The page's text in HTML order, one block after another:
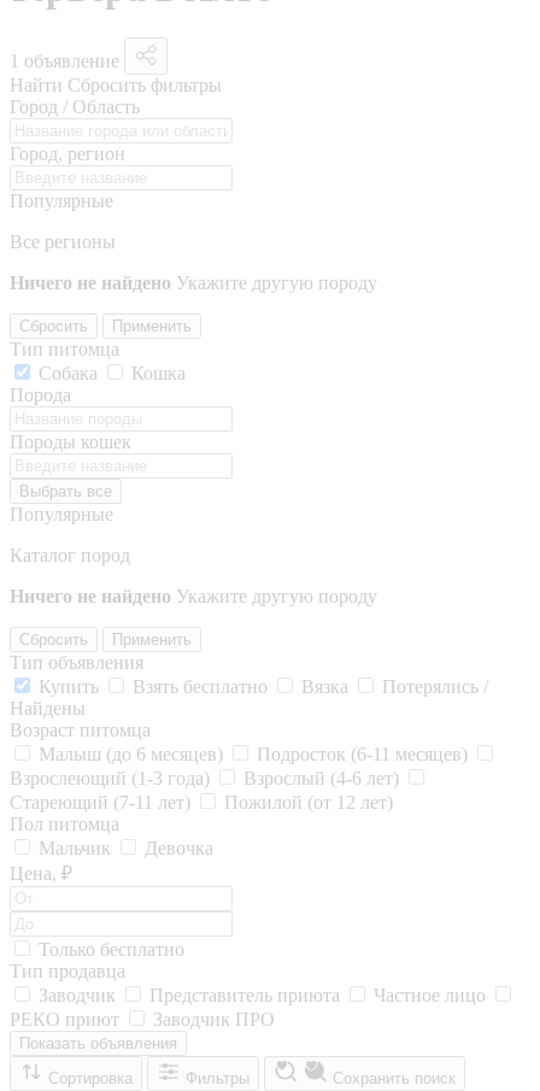
1 объявление
Найти Сбросить фильтры
Город / Область
Город, регион
Популярные
Все регионы
Ничего не найдено Укажите другую породу
Сбросить Применить
Тип питомца
Собака
Кошка
Порода
Породы кошек
Выбрать все
Популярные
Каталог пород
Ничего не найдено Укажите другую породу
Сбросить Применить
Тип объявления
Купить
Взять бесплатно Вязка
Потерялись /
Найдены
Возраст питомца
Малыш (до 6 месяцев)
Подросток (6-11 месяцев)
Взрослеющий (1-3 года)
Взрослый (4-6 лет)
Стареющий (7-11 лет)
Пожилой (от 12 лет)
Пол питомца
Мальчик
Девочка
Цена, ₽
Только бесплатно
Тип продавца
Заводчик
Представитель приюта
Частное лицо
РЕКО приют
Заводчик ПРО
Показать объявления
Сортировка
Фильтры Сохранить поиск